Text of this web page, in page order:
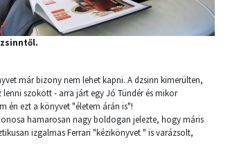
már bizony nem lehet kapni. A dzsinn kimerülten,
szokott - arra járt egy Jó Tündér és mikor
én ezt a könyvet "életem árán is"!
hamarosan nagy boldogan jelezte, hogy máris
izgalmas Ferrari "kézikönyvet " is varázsolt,